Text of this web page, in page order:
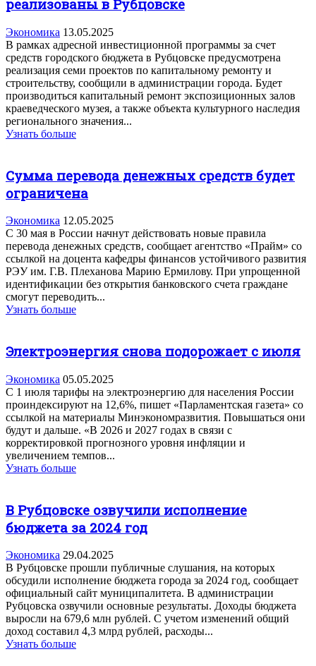
реализованы в Рубцовске
Экономика 13.05.2025
В рамках адресной инвестиционной программы за счет
средств городского бюджета в Рубцовске предусмотрена
реализация семи проектов по капитальному ремонту и
строительству, сообщили в администрации города. Будет
производиться капитальный ремонт экспозиционных залов
краеведческого музея, а также объекта культурного наследия
регионального значения...
Узнать больше
Сумма перевода денежных средств будет
ограничена
Экономика 12.05.2025
С 30 мая в России начнут действовать новые правила
перевода денежных средств, сообщает агентство «Прайм» со
ссылкой на доцента кафедры финансов устойчивого развития
РЭУ им. Г.В. Плеханова Марию Ермилову. При упрощенной
идентификации без открытия банковского счета граждане
смогут переводить...
Узнать больше
Электроэнергия снова подорожает с июля
Экономика 05.05.2025
С 1 июля тарифы на электроэнергию для населения России
проиндексируют на 12,6%, пишет «Парламентская газета» со
ссылкой на материалы Минэкономразвития. Повышаться они
будут и дальше. «В 2026 и 2027 годах в связи с
корректировкой прогнозного уровня инфляции и
увеличением темпов...
Узнать больше
В Рубцовске озвучили исполнение
бюджета за 2024 год
Экономика 29.04.2025
В Рубцовске прошли публичные слушания, на которых
обсудили исполнение бюджета города за 2024 год, сообщает
официальный сайт муниципалитета. В администрации
Рубцовска озвучили основные результаты. Доходы бюджета
выросли на 679,6 млн рублей. С учетом изменений общий
доход составил 4,3 млрд рублей, расходы...
Узнать больше